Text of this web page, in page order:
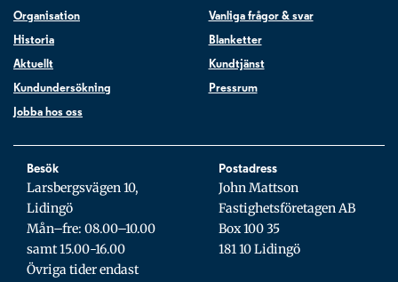
Organisation
Historia
Aktuellt
Kundundersökning
Jobba hos oss
Vanliga frågor & svar
Blanketter
Kundtjänst
Pressrum
Besök
Larsbergsvägen 10,
Lidingö
Mån–fre: 08.00–10.00
samt 15.00-16.00
Övriga tider endast
Postadress
John Mattson
Fastighetsföretagen AB
Box 100 35
181 10 Lidingö